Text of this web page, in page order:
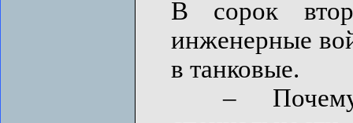
В сорок
инженерные
в танковые.
–